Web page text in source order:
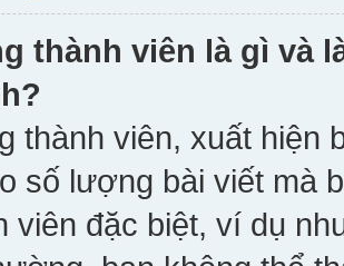
thành viên là gì và
thành viên, xuất
số lượng bài viết mà
viên đặc biệt, ví dụ